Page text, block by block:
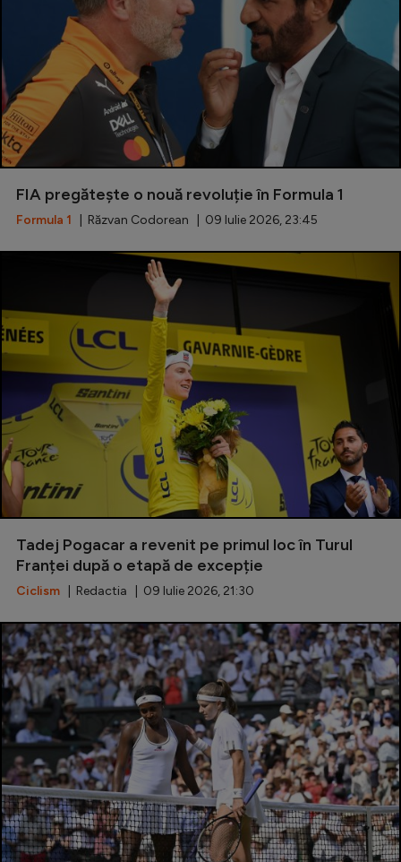
FIA pregătește o nouă revoluție în Formula 1
Formula 1 | Răzvan Codorean | 09 Iulie 2026, 23:45
Tadej Pogacar a revenit pe primul loc în Turul
Franței după o etapă de excepție
Ciclism | Redactia | 09 Iulie 2026, 21:30